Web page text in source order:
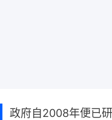
政府自2008年便已